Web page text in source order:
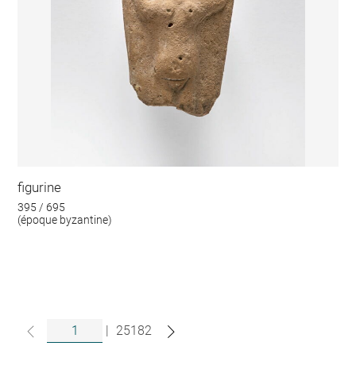
figurine
395 / 695
(époque byzantine)
| 25182